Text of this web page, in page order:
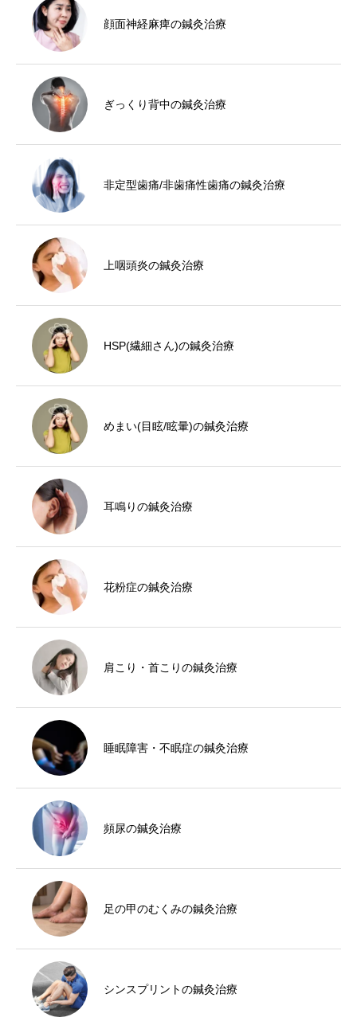
顔面神経麻痺の鍼灸治療
ぎっくり背中の鍼灸治療
非定型歯痛/非歯痛性歯痛の鍼灸治療
上咽頭炎の鍼灸治療
HSP(繊細さん)の鍼灸治療
めまい(目眩/眩暈)の鍼灸治療
耳鳴りの鍼灸治療
花粉症の鍼灸治療
肩こり・首こりの鍼灸治療
睡眠障害・不眠症の鍼灸治療
頻尿の鍼灸治療
足の甲のむくみの鍼灸治療
シンスプリントの鍼灸治療